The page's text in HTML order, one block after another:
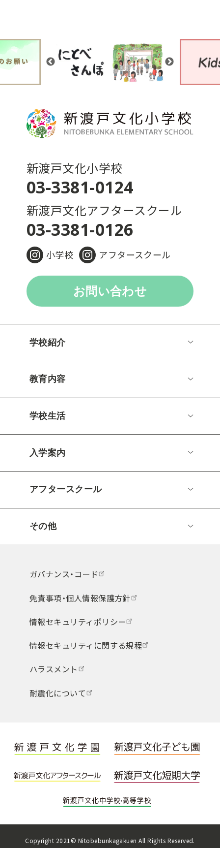
新渡戸文化小学校
03-3381-0124
新渡戸文化アフタースクール
03-3381-0126
小学校 アフタースクール
お問い合わせ
学校紹介
教育内容
学校生活
入学案内
アフタースクール
その他
ガバナンス・コード
免責事項・個人情報保護方針
情報セキュリティポリシー
情報セキュリティに関する規程
ハラスメント
耐震化について
Copyright 2021© Nitobebunkagakuen All Rights Reserved.